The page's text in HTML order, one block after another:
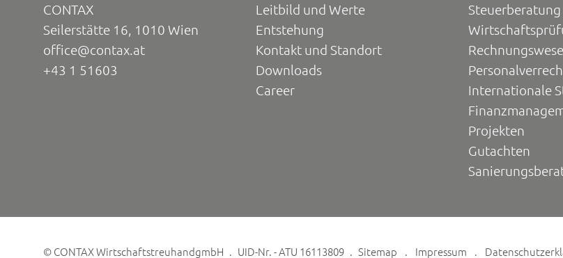
CONTAX
Seilerstätte 16, 1010 Wien
office@contax.at
+43 1 51603
Leitbild und Werte
Entstehung
Kontakt und Standort
Downloads
Career
Steuerberatung
Internationale
Projekten
Gutachten
© CONTAX WirtschaftstreuhandgmbH UID-Nr. - ATU 16113809 Sitemap Impressum